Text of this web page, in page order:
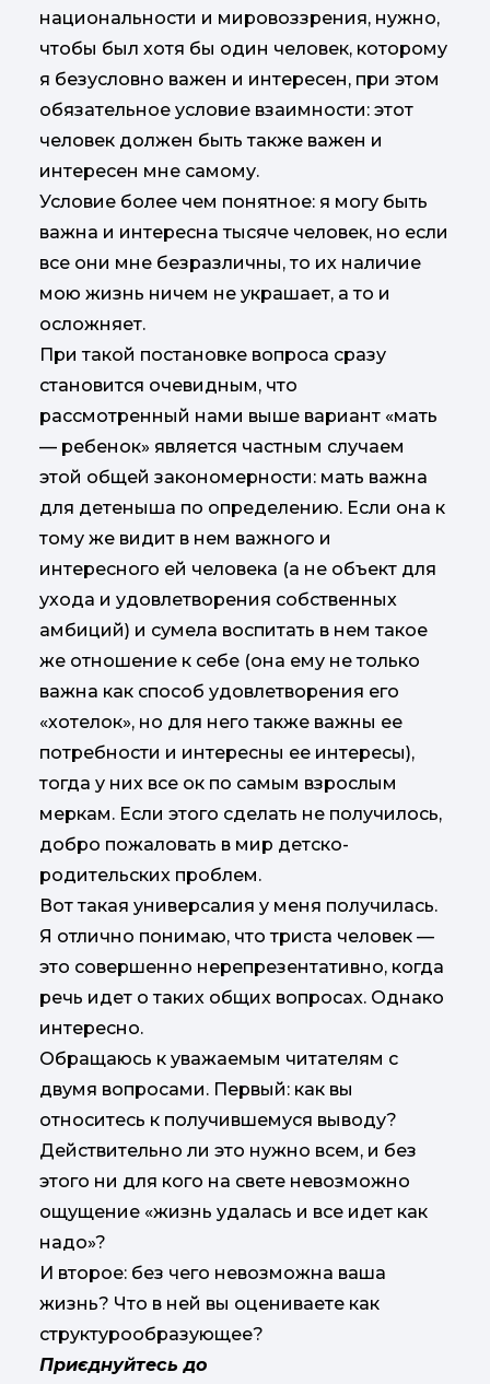
национальности и мировоззрения, нужно,
чтобы был хотя бы один человек, которому
я безусловно важен и интересен, при этом
обязательное условие взаимности: этот
человек должен быть также важен и
интересен мне самому.
Условие более чем понятное: я могу быть
важна и интересна тысяче человек, но если
все они мне безразличны, то их наличие
мою жизнь ничем не украшает, а то и
осложняет.
При такой постановке вопроса сразу
становится очевидным, что
рассмотренный нами выше вариант «мать
— ребенок» является частным случаем
этой общей закономерности: мать важна
для детеныша по определению. Если она к
тому же видит в нем важного и
интересного ей человека (а не объект для
ухода и удовлетворения собственных
амбиций) и сумела воспитать в нем такое
же отношение к себе (она ему не только
важна как способ удовлетворения его
«хотелок», но для него также важны ее
потребности и интересны ее интересы),
тогда у них все ок по самым взрослым
меркам. Если этого сделать не получилось,
добро пожаловать в мир детско-
родительских проблем.
Вот такая универсалия у меня получилась.
Я отлично понимаю, что триста человек —
это совершенно нерепрезентативно, когда
речь идет о таких общих вопросах. Однако
интересно.
Обращаюсь к уважаемым читателям с
двумя вопросами. Первый: как вы
относитесь к получившемуся выводу?
Действительно ли это нужно всем, и без
этого ни для кого на свете невозможно
ощущение «жизнь удалась и все идет как
надо»?
И второе: без чего невозможна ваша
жизнь? Что в ней вы оцениваете как
структурообразующее?
Приєднуйтесь до